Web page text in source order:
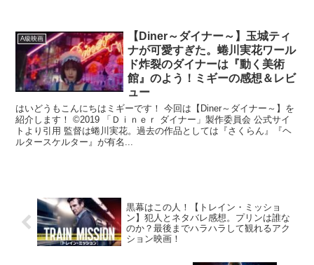
A級映画
【Diner～ダイナー～】玉城ティ
ナが可愛すぎた。蜷川実花ワール
ド炸裂のダイナーは『動く美術
館』のよう！ミギーの感想＆レビ
ュー
はいどうもこんにちはミギーです！ 今回は【Diner～ダイナー～】を
紹介します！ ©2019 「Ｄｉｎｅｒ ダイナー」製作委員会 公式サイ
トより引用 監督は蜷川実花。過去の作品としては『さくらん』『ヘ
ルタースケルター』が有名...
黒幕はこの人！【トレイン・ミッショ
ン】犯人とネタバレ感想。プリンは誰な
のか？最後までハラハラして観れるアク
ション映画！